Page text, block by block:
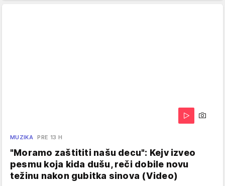
MUZIKA PRE 13 H
"Moramo zaštititi našu decu": Kejv izveo
pesmu koja kida dušu, reči dobile novu
težinu nakon gubitka sinova (Video)